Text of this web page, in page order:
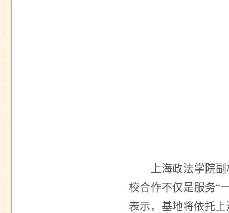
上海政法学院
校合作不仅是服务“
表示，基地将依托